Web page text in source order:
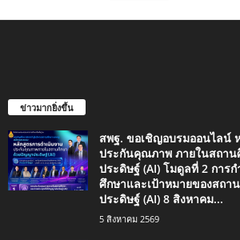
ข่าวมากยิ่งขึ้น
สพฐ. ขอเชิญอบรมออนไลน์
ประกันคุณภาพ ภายในสถา
ประดิษฐ์ (AI) โมดูลที่ 2 การ
ศึกษาและเป้าหมายของสถ
ประดิษฐ์ (AI) 8 สิงหาคม...
5 สิงหาคม 2569